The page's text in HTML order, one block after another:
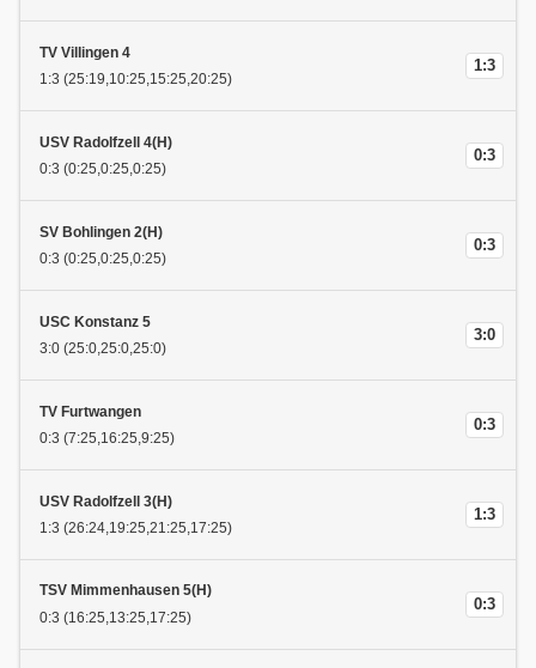
TV Villingen 4
1:3
1:3 (25:19,10:25,15:25,20:25)
USV Radolfzell 4(H)
0:3
0:3 (0:25,0:25,0:25)
SV Bohlingen 2(H)
0:3
0:3 (0:25,0:25,0:25)
USC Konstanz 5
3:0
3:0 (25:0,25:0,25:0)
TV Furtwangen
0:3
0:3 (7:25,16:25,9:25)
USV Radolfzell 3(H)
1:3
1:3 (26:24,19:25,21:25,17:25)
TSV Mimmenhausen 5(H)
0:3
0:3 (16:25,13:25,17:25)